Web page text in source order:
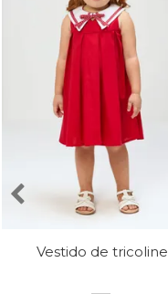
Vestido de tricoline